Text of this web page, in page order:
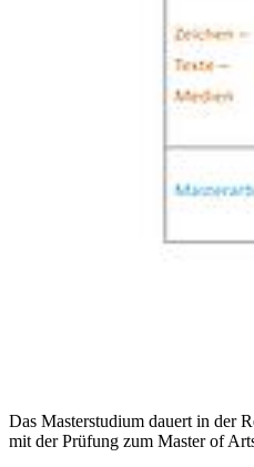
Das Masterstudium dauert in der
mit der Prüfung zum Master of